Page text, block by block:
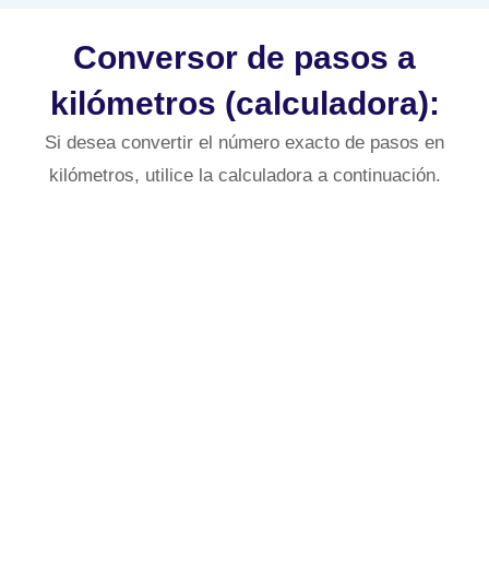
Conversor de pasos a
kilómetros (calculadora):
Si desea convertir el número exacto de pasos en
kilómetros, utilice la calculadora a continuación.